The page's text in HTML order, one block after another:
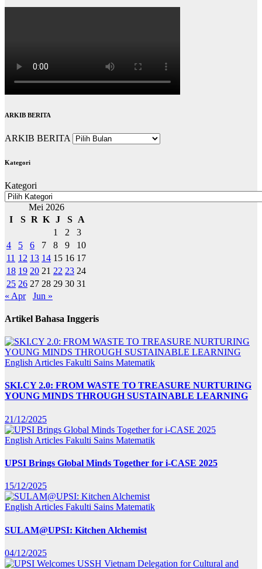
ARKIB BERITA
ARKIB BERITA
Kategori
Kategori
Mei 2026
I
S R K J S
A
1
2
3
4
5 6 7 8 9
10
11 12 13 14 15 16 17
18 19 20 21 22 23 24
25 26 27 28 29 30 31
« Apr
Jun »
Artikel Bahasa Inggeris
English Articles Fakulti Sains Matematik
SKI.CY 2.0: FROM WASTE TO TREASURE NURTURING
YOUNG MINDS THROUGH SUSTAINABLE LEARNING
21/12/2025
English Articles Fakulti Sains Matematik
UPSI Brings Global Minds Together for i-CASE 2025
15/12/2025
English Articles Fakulti Sains Matematik
SULAM@UPSI: Kitchen Alchemist
04/12/2025